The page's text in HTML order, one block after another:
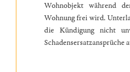
Wohnobjekt während
Wohnung frei wird.
die Kündigung nicht
Schadensersatzansprüche